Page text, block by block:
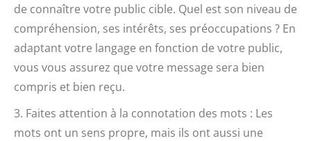
de connaître votre public cible. Quel est son niveau de
compréhension, ses intérêts, ses préoccupations ? En
adaptant votre langage en fonction de votre public,
vous vous assurez que votre message sera bien
compris et bien reçu.
3. Faites attention à la connotation des mots : Les
mots ont un sens propre, mais ils ont aussi une